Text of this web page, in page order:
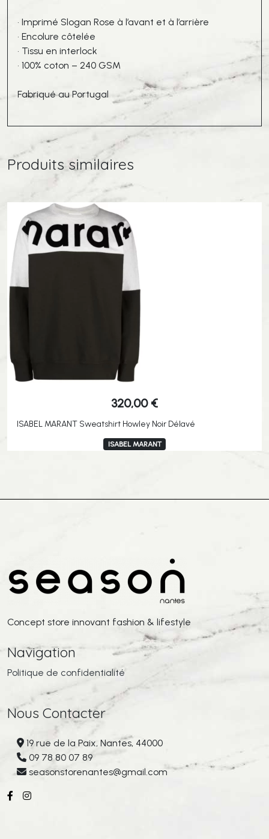
• Imprimé Slogan Rose à l’avant et à l’arrière
• Encolure côtelée
• Tissu en interlock
• 100% coton – 240 GSM
Fabriqué au Portugal
Produits similaires
320,00 €
ISABEL MARANT Sweatshirt Howley Noir Délavé
ISABEL MARANT
Concept store innovant fashion & lifestyle
Navigation
Politique de confidentialité
Nous Contacter
19 rue de la Paix, Nantes, 44000
09 78 80 07 89
seasonstorenantes@gmail.com